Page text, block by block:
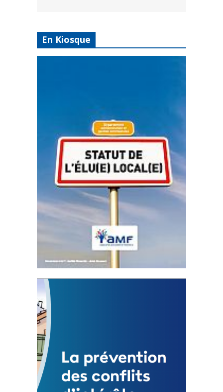
En Kiosque
Statut de l’élu local
3 avril 2024
Mise à jour avril 2024
FEUILLETER